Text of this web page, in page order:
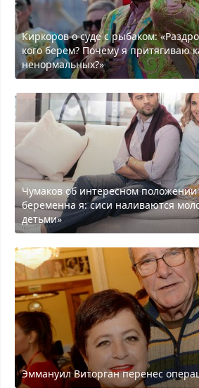
Киркоров о суде с рыбаком:
кого берем? Почему я притягиваю
ненормальных?»
Чумаков об интересном
беременна я: сиси наливаются
детьми»
Эммануил Виторган перенес